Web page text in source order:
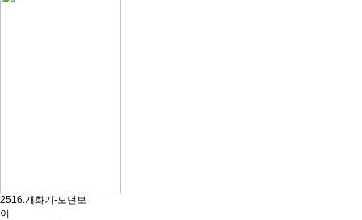
2516.개화기-모던보
이